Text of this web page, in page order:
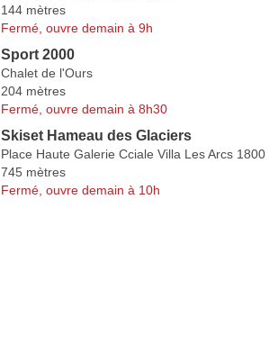
144 mètres
Fermé, ouvre demain à 9h
Sport 2000
Chalet de l'Ours
204 mètres
Fermé, ouvre demain à 8h30
Skiset Hameau des Glaciers
Place Haute Galerie Cciale Villa Les Arcs 1800
745 mètres
Fermé, ouvre demain à 10h